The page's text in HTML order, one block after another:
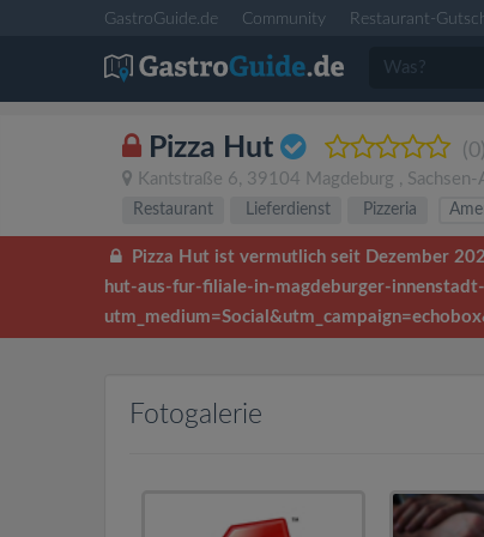
GastroGuide.de Community Restaurant-
Pizza Hut (0)
Kantstraße 6, 39104 Magdeburg , Sachsen-
Restaurant Lieferdienst Pizzeria
Pizza Hut ist vermutlich seit Dezember
hut-aus-fur-filiale-in-magdeburger-
Fotogalerie